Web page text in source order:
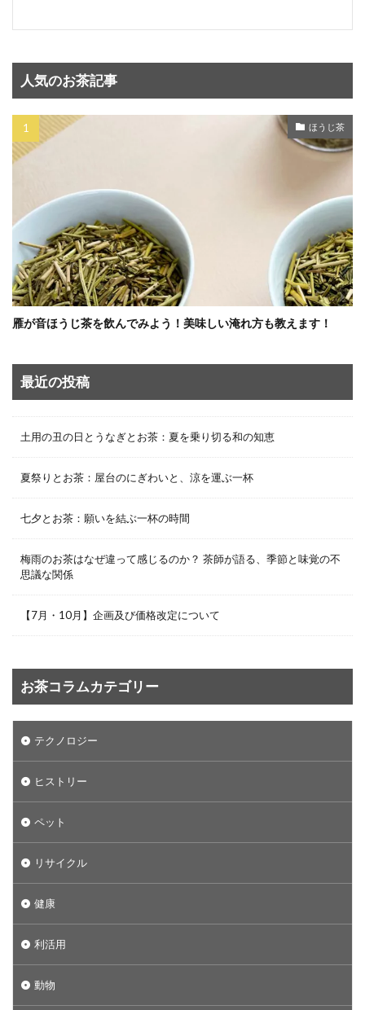
人気のお茶記事
ほうじ茶
雁が音ほうじ茶を飲んでみよう！美味しい淹れ方も教えます！
最近の投稿
土用の丑の日とうなぎとお茶：夏を乗り切る和の知恵
夏祭りとお茶：屋台のにぎわいと、涼を運ぶ一杯
七夕とお茶：願いを結ぶ一杯の時間
梅雨のお茶はなぜ違って感じるのか？ 茶師が語る、季節と味覚の不
思議な関係
【7月・10月】企画及び価格改定について
お茶コラムカテゴリー
テクノロジー
ヒストリー
ペット
リサイクル
健康
利活用
動物